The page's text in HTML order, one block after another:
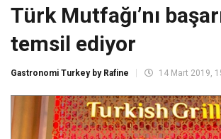
Türk Mutfağı’nı
temsil ediyor
Gastronomi Turkey by Rafine 14 Mart 2019,